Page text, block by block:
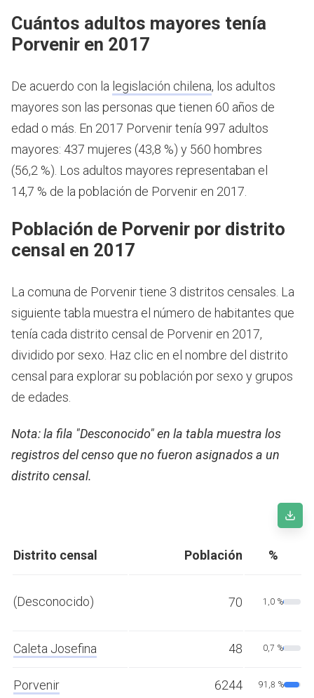
Cuántos adultos mayores tenía
Porvenir en 2017
De acuerdo con la legislación chilena, los adultos
mayores son las personas que tienen 60 años de
edad o más. En 2017 Porvenir tenía 997 adultos
mayores: 437 mujeres (43,8 %) y 560 hombres
(56,2 %). Los adultos mayores representaban el
14,7 % de la población de Porvenir en 2017.
Población de Porvenir por distrito
censal en 2017
La comuna de Porvenir tiene 3 distritos censales. La
siguiente tabla muestra el número de habitantes que
tenía cada distrito censal de Porvenir en 2017,
dividido por sexo. Haz clic en el nombre del distrito
censal para explorar su población por sexo y grupos
de edades.
Nota: la fila "Desconocido" en la tabla muestra los
registros del censo que no fueron asignados a un
distrito censal.
Distrito censal Población %
(Desconocido) 70 1,0 %
Caleta Josefina 48 0,7 %
Porvenir 6244 91,8 %